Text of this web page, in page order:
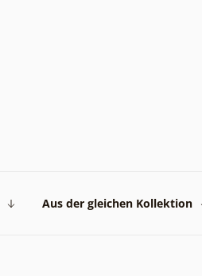
Aus der gleichen Kollektion